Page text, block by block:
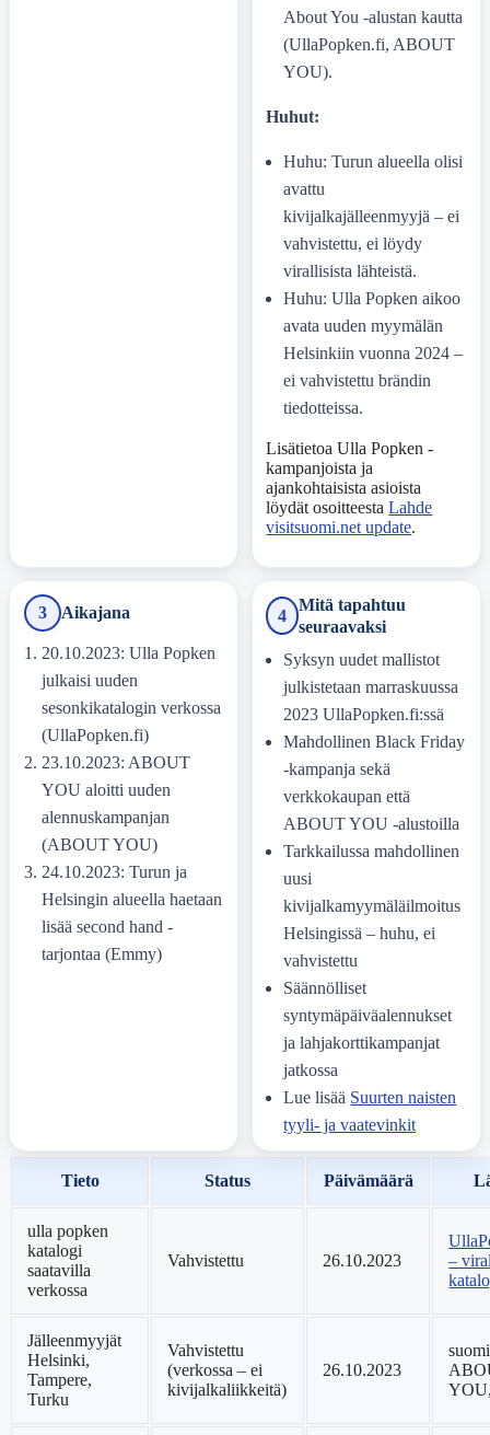
About You -alustan kautta
(UllaPopken.fi, ABOUT
YOU).
Huhut:
Huhu: Turun alueella olisi
avattu
kivijalkajälleenmyyjä – ei
vahvistettu, ei löydy
virallisista lähteistä.
Huhu: Ulla Popken aikoo
avata uuden myymälän
Helsinkiin vuonna 2024 –
ei vahvistettu brändin
tiedotteissa.
Lisätietoa Ulla Popken -
kampanjoista ja
ajankohtaisista asioista
löydät osoitteestaLahde
visitsuomi.net update.
3 Aikajana
20.10.2023: Ulla Popken
julkaisi uuden
sesonkikatalogin verkossa
(UllaPopken.fi)
23.10.2023: ABOUT
YOU aloitti uuden
alennuskampanjan
(ABOUT YOU)
24.10.2023: Turun ja
Helsingin alueella haetaan
lisää second hand -
tarjontaa (Emmy)
4
Mitä tapahtuu
seuraavaksi
Syksyn uudet mallistot
julkistetaan marraskuussa
2023 UllaPopken.fi:ssä
Mahdollinen Black Friday
-kampanja sekä
verkkokaupan että
ABOUT YOU -alustoilla
Tarkkailussa mahdollinen
uusi
kivijalkamyymäläilmoitus
Helsingissä – huhu, ei
vahvistettu
Säännölliset
syntymäpäiväalennukset
ja lahjakorttikampanjat
jatkossa
Lue lisää Suurten naisten
tyyli- ja vaatevinkit
Tieto Status Päivämäärä
ulla popken
katalogi
saatavilla
verkossa
Vahvistettu 26.10.2023
–
Jälleenmyyjät
Helsinki,
Tampere,
Turku
Vahvistettu
(verkossa – ei
kivijalkaliikkeitä)
26.10.2023